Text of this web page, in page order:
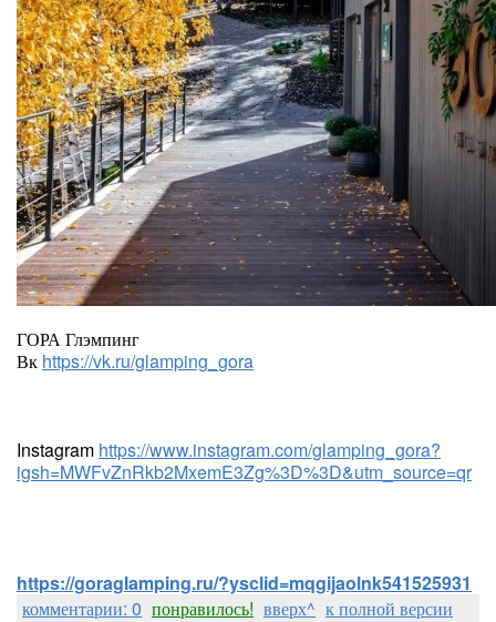
ГОРА Глэмпинг
Вк https://vk.ru/glamping_gora
Instagram https://www.instagram.com/glamping_gora?
igsh=MWFvZnRkb2MxemE3Zg%3D%3D&utm_source=qr
https://goraglamping.ru/?ysclid=mqgijaolnk541525931
комментарии: 0 понравилось! вверх^ к полной версии